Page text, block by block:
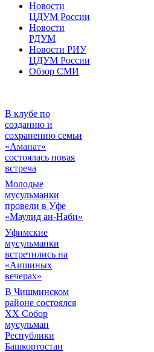
Новости
ЦДУМ России
Новости
РДУМ
Новости РИУ
ЦДУМ России
Обзор СМИ
В клубе по
созданию и
сохранению семьи
«Аманат»
состоялась новая
встреча
Молодые
мусульманки
провели в Уфе
«Маулид ан-Наби»
Уфимские
мусульманки
встретились на
«Аишиных
вечерах»
В Чишминском
районе состоялся
XX Собор
мусульман
Республики
Башкортостан